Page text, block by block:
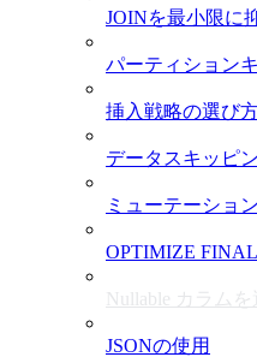
JOINを最小限に
パーティション
挿入戦略の選び
データスキッピ
ミューテーショ
OPTIMIZE
Nullable カラムを
JSONの使用